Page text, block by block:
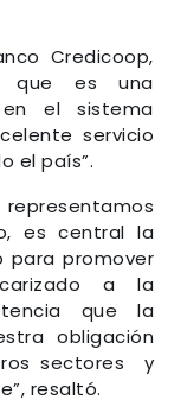
Credicoop,
que es una
el sistema
servicio
el país”.
es central la
para promover
a la
que la
obligación
sectores y
resaltó.